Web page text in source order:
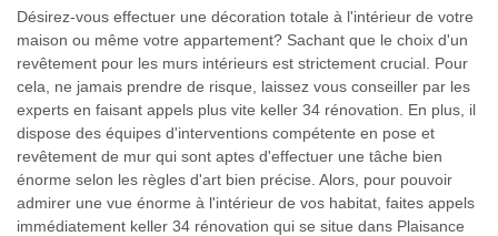
Désirez-vous effectuer une décoration totale à l'intérieur de votre
maison ou même votre appartement? Sachant que le choix d'un
revêtement pour les murs intérieurs est strictement crucial. Pour
cela, ne jamais prendre de risque, laissez vous conseiller par les
experts en faisant appels plus vite keller 34 rénovation. En plus, il
dispose des équipes d'interventions compétente en pose et
revêtement de mur qui sont aptes d'effectuer une tâche bien
énorme selon les règles d'art bien précise. Alors, pour pouvoir
admirer une vue énorme à l'intérieur de vos habitat, faites appels
immédiatement keller 34 rénovation qui se situe dans Plaisance